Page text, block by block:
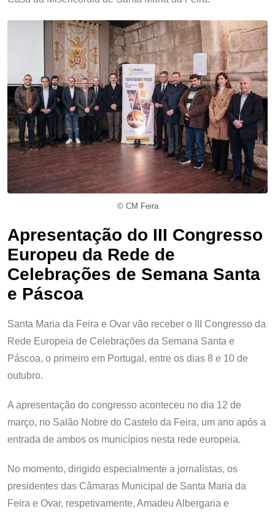
© CM Feira
Apresentação do III Congresso
Europeu da Rede de
Celebrações de Semana Santa
e Páscoa
Santa Maria da Feira e Ovar vão receber o III Congresso da
Rede Europeia de Celebrações da Semana Santa e
Páscoa, o primeiro em Portugal, entre os dias 8 e 10 de
outubro.
A apresentação do congresso aconteceu no dia 12 de
março, no Salão Nobre do Castelo da Feira, um ano após a
entrada de ambos os municípios nesta rede europeia.
No momento, dirigido especialmente a jornalistas, os
presidentes das Câmaras Municipal de Santa Maria da
Feira e Ovar, respetivamente, Amadeu Albergaria e